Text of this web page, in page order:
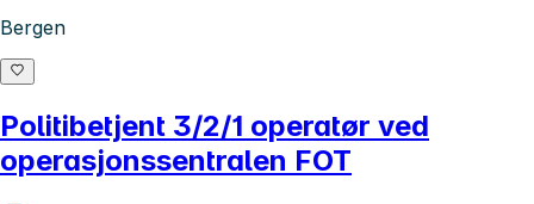
Bergen
Politibetjent 3/2/1 operatør ved
operasjonssentralen FOT